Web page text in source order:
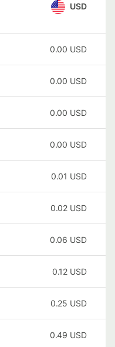
USD
0.00 USD
0.00 USD
0.00 USD
0.00 USD
0.01 USD
0.02 USD
0.06 USD
0.12 USD
0.25 USD
0.49 USD